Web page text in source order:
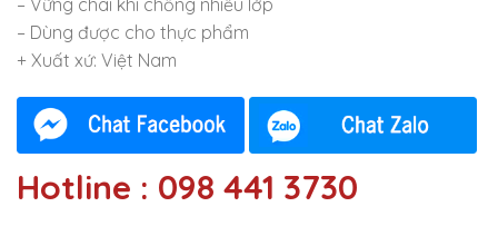
– Dùng được cho thực phẩm
+ Xuất xứ: Việt Nam
Hotline : 098 441 3730